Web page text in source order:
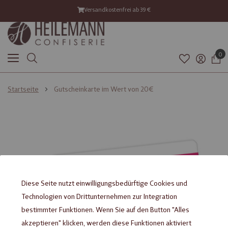
Versandkostenfrei ab 39 €
0
Startseite Gutscheinkarte im Wert von 20€
Diese Seite nutzt einwilligungsbedürftige Cookies und
Technologien von Drittunternehmen zur Integration
bestimmter Funktionen. Wenn Sie auf den Button "Alles
akzeptieren" klicken, werden diese Funktionen aktiviert